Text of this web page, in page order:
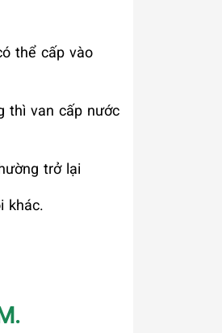
thể cấp vào
thì van cấp nước
trở lại
khác.